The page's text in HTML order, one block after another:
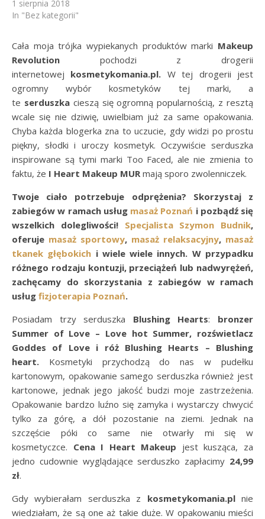
1 sierpnia 2018
In "Bez kategorii"
Cała moja trójka wypiekanych produktów marki Makeup
Revolution pochodzi z drogerii
internetowej kosmetykomania.pl. W tej drogerii jest
ogromny wybór kosmetyków tej marki, a
te serduszkacieszą się ogromną popularnością, z resztą
wcale się nie dziwię, uwielbiam już za same opakowania.
Chyba każda blogerka zna to uczucie, gdy widzi po prostu
piękny, słodki i uroczy kosmetyk. Oczywiście serduszka
inspirowane są tymi marki Too Faced, ale nie zmienia to
faktu, że I Heart Makeup MUR mają sporo zwolenniczek.
Twoje ciało potrzebuje odprężenia? Skorzystaj z
zabiegów w ramach usługmasaż Poznań i pozbądź się
wszelkich dolegliwości!Specjalista Szymon Budnik,
oferuje masaż sportowy, masaż relaksacyjny, masaż
tkanek głębokich i wiele wiele innych. W przypadku
różnego rodzaju kontuzji, przeciążeń lub nadwyrężeń,
zachęcamy do skorzystania z zabiegów w ramach
usług fizjoterapia Poznań.
Posiadam trzy serduszka Blushing Hearts: bronzer
Summer of Love – Love hot Summer, rozświetlacz
Goddes of Love i róż Blushing Hearts – Blushing
heart. Kosmetyki przychodzą do nas w pudełku
kartonowym, opakowanie samego serduszka również jest
kartonowe, jednak jego jakość budzi moje zastrzeżenia.
Opakowanie bardzo luźno się zamyka i wystarczy chwycić
tylko za górę, a dół pozostanie na ziemi. Jednak na
szczęście póki co same nie otwarły mi się w
kosmetyczce. Cena I Heart Makeup jest kusząca, za
jedno cudownie wyglądające serduszko zapłacimy 24,99
zł.
Gdy wybierałam serduszka z kosmetykomania.plnie
wiedziałam, że są one aż takie duże. W opakowaniu mieści